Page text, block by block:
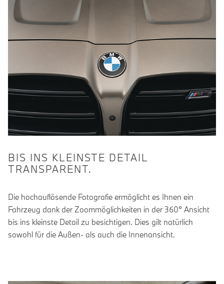
BIS INS KLEINSTE DETAIL
TRANSPARENT.
Die hochauflösende Fotografie ermöglicht es Ihnen ein
Fahrzeug dank der Zoommöglichkeiten in der 360° Ansicht
bis ins kleinste Detail zu besichtigen. Dies gilt natürlich
sowohl für die Außen- als auch die Innenansicht.